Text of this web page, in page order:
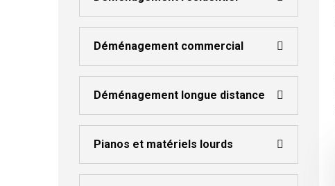
Déménagement commercial
Déménagement longue distance
Pianos et matériels lourds